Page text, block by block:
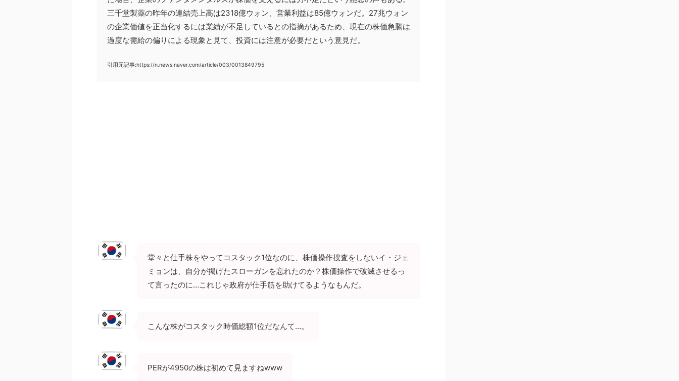
三千堂製薬の昨年の連結売上高は2318億ウォン、営業利益は85億ウォンだ。27兆ウォン
の企業価値を正当化するには業績が不足しているとの指摘があるため、現在の株価急騰は
過度な需給の偏りによる現象と見て、投資には注意が必要だという意見だ。
引用元記事:https://n.news.naver.com/article/003/0013849795
堂々と仕手株をやってコスタック1位なのに、株価操作捜査をしないイ・ジェ
ミョンは、自分が掲げたスローガンを忘れたのか？株価操作で破滅させるっ
て言ったのに…これじゃ政府が仕手筋を助けてるようなもんだ。
こんな株がコスタック時価総額1位だなんて…。
PERが4950の株は初めて見ますねwww